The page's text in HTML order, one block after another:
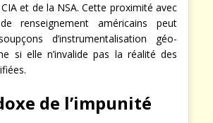
et de la NSA. Cette proximité avec
renseignement américains peut
d’instrumentalisation géo-
si elle n’invalide pas la réalité des
de l’impunité